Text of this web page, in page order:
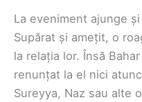
La eveniment ajunge
Supărat și amețit, o
la relația lor. Însă
renunțat la el nici
Sureyya, Naz sau alte